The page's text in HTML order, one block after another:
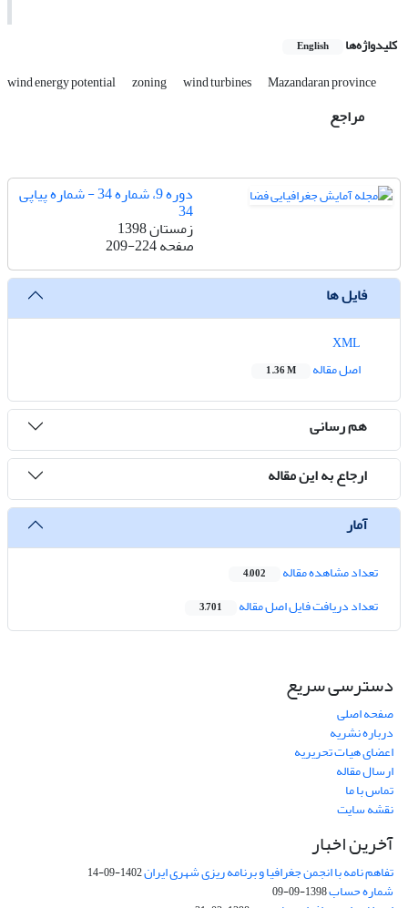
کلیدواژه‌ها English
wind energy potential zoning wind turbines Mazandaran province
مراجع
دوره 9، شماره 34 - شماره پیاپی
34
زمستان 1398
صفحه209-224
فایل ها
اصل مقاله
1.36 M
هم رسانی
ارجاع به این مقاله
آمار
تعداد مشاهده مقاله 4,002
تعداد دریافت فایل اصل مقاله 3,701
دسترسی سریع
صفحه اصلی
درباره نشریه
اعضای هیات تحریریه
ارسال مقاله
تماس با ما
نقشه سایت
آخرین اخبار
تفاهم نامه با انجمن جغرافیا و برنامه ریزی شهری ایران1402-09-14
شماره حساب1398-09-09